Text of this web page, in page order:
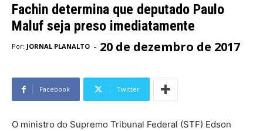
Fachin determina que deputado Paulo
Maluf seja preso imediatamente
Por: JORNAL PLANALTO - 20 de dezembro de 2017
Facebook Twitter
O ministro do Supremo Tribunal Federal (STF) Edson